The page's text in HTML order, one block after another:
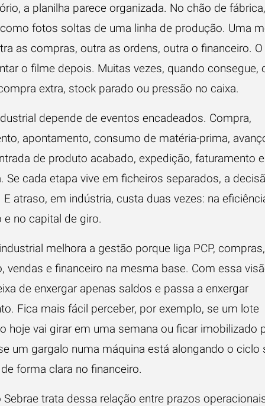
a planilha parece organizada. No chão de
fotos soltas de uma linha de produção. Uma
as compras, outra as ordens, outra o financeiro.
o filme depois. Muitas vezes, quando consegue,
extra, stock parado ou pressão no caixa.
depende de eventos encadeados. Compra,
apontamento, consumo de matéria-prima,
de produto acabado, expedição, faturamento e
Se cada etapa vive em ficheiros separados, a
E atraso, em indústria, custa duas vezes: na
e no capital de giro.
melhora a gestão porque liga PCP,
vendas e financeiro na mesma base. Com essa
de enxergar apenas saldos e passa a enxergar
Fica mais fácil perceber, por exemplo, se um lote
hoje vai girar em uma semana ou ficar imobilizado
um gargalo numa máquina está alongando o ciclo
forma clara no financeiro.
Sebrae trata dessa relação entre prazos